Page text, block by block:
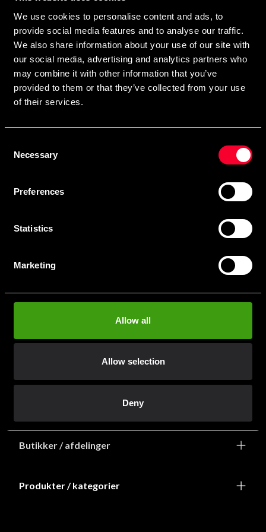
We use cookies to personalise content and ads, to
provide social media features and to analyse our traffic.
We also share information about your use of our site with
our social media, advertising and analytics partners who
may combine it with other information that you’ve
provided to them or that they’ve collected from your use
of their services.
Selection
Necessary
Preferences
Statistics
Marketing
Allow all
Allow selection
Deny
Ved at tilmelde dig vores nyhedsbrev accepterer du vores
privatlivspolitik
Kontakt os
Staffanstorpsvägen 115
MVA-nummer: SE556053342301
info@budofitness.dk
Tel:+468-673 33 50
Butikker / afdelinger
Produkter / kategorier